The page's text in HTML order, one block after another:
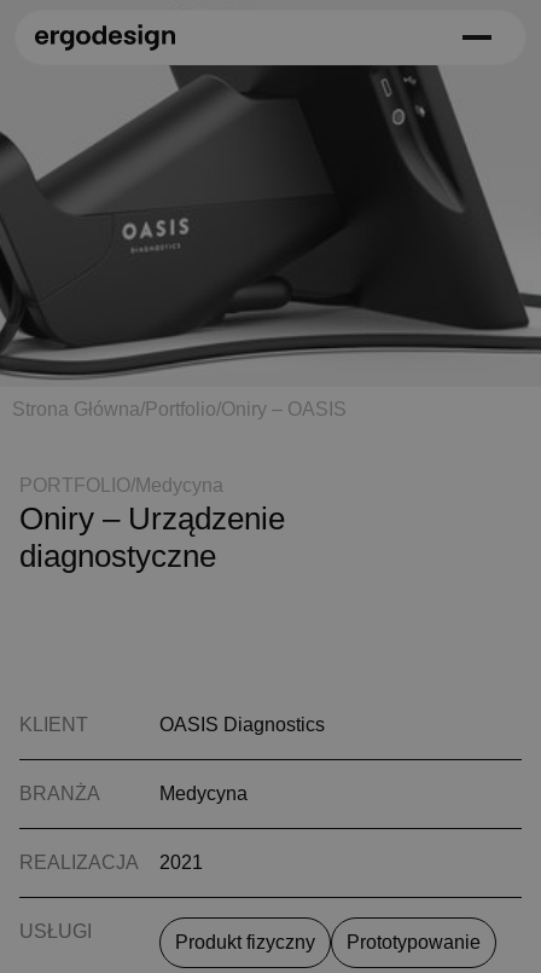
Strona Główna/Portfolio/Oniry – OASIS
PORTFOLIO/Medycyna
Oniry – Urządzenie
diagnostyczne
KLIENT OASIS Diagnostics
BRANŻA Medycyna
REALIZACJA 2021
USŁUGI
Produkt fizyczny Prototypowanie